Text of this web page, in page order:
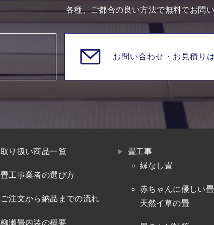
各種、ご都合の良い方法で無料でお問
お問い合わせ・ お見積り
取り扱い商品一覧
畳工事業者の選び方
ご注文から納品までの流れ
柳瀬畳内装の概要
畳工事
縁なし畳
赤ちゃんに優しい
天然イ草の畳